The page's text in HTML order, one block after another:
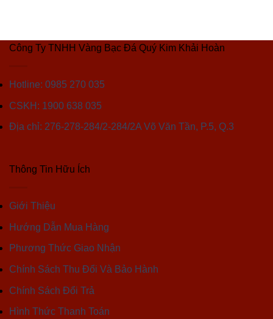
Công Ty TNHH Vàng Bạc Đá Quý Kim Khải Hoàn
Hotline: 0985 270 035
CSKH: 1900 638 035
Địa chỉ: 276-278-284/2-284/2A Võ Văn Tần, P.5, Q.3
Thông Tin Hữu Ích
Giới Thiệu
Hướng Dẫn Mua Hàng
Phương Thức Giao Nhận
Chính Sách Thu Đổi Và Bảo Hành
Chính Sách Đổi Trả
Hình Thức Thanh Toán